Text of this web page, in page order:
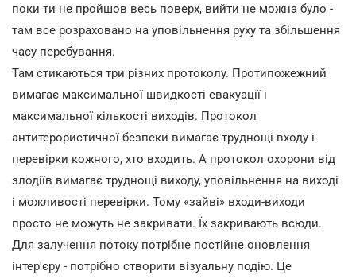
поки ти не пройшов весь поверх, вийти не можна було -
там все розраховано на уповільнення руху та збільшення
часу перебування.
Там стикаються три різних протоколу. Протипожежний
вимагає максимальної швидкості евакуації і
максимальної кількості виходів. Протокол
антитерористичної безпеки вимагає труднощі входу і
перевірки кожного, хто входить. А протокол охорони від
злодіїв вимагає труднощі виходу, уповільнення на виході
і можливості перевірки. Тому «зайві» входи-виходи
просто не можуть не закривати. Їх закривають всюди.
Для залучення потоку потрібне постійне оновлення
інтер'єру - потрібно створити візуальну подію. Це